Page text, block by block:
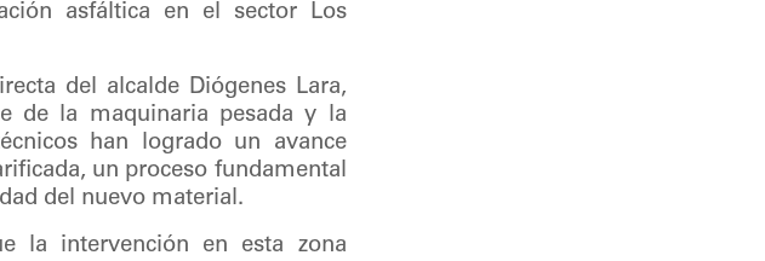
asfáltica en el sector Los
del alcalde Diógenes Lara,
de la maquinaria pesada y la
han logrado un avance
un proceso fundamental
del nuevo material.
la intervención en esta zona